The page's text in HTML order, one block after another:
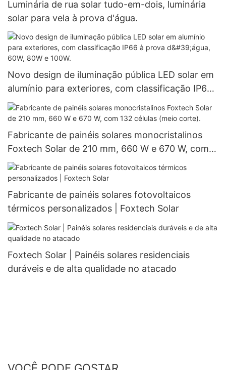
Luminária de rua solar tudo-em-dois, luminária
solar para vela à prova d'água.
Novo design de iluminação pública LED solar em
alumínio para exteriores, com classificação IP66
à prova d'água, 60W, 80W e 100W.
Fabricante de painéis solares monocristalinos
Foxtech Solar de 210 mm, 660 W e 670 W, com
132 células (meio corte).
Fabricante de painéis solares fotovoltaicos
térmicos personalizados | Foxtech Solar
Foxtech Solar | Painéis solares residenciais
duráveis ​​e de alta qualidade no atacado